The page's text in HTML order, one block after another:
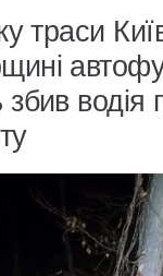
траси
водія